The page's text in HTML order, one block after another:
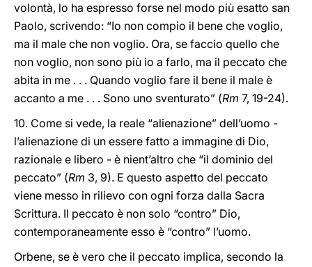
volontà, lo ha espresso forse nel modo più esatto san
Paolo, scrivendo: “Io non compio il bene che voglio,
ma il male che non voglio. Ora, se faccio quello che
non voglio, non sono più io a farlo, ma il peccato che
abita in me . . . Quando voglio fare il bene il male è
accanto a me . . . Sono uno sventurato” (Rm 7, 19-24).
10. Come si vede, la reale “alienazione” dell’uomo -
l’alienazione di un essere fatto a immagine di Dio,
razionale e libero - è nient’altro che “il dominio del
peccato” (Rm 3, 9). E questo aspetto del peccato
viene messo in rilievo con ogni forza dalla Sacra
Scrittura. Il peccato è non solo “contro” Dio,
contemporaneamente esso è “contro” l’uomo.
Orbene, se è vero che il peccato implica, secondo la